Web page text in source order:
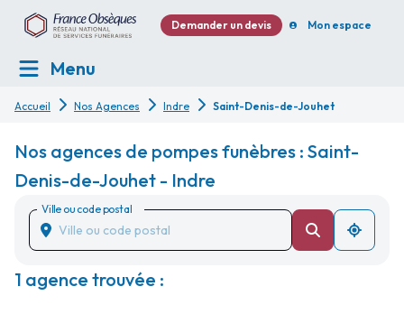
Demander un devis Mon espace
Menu
Accueil Nos Agences Indre Saint-Denis-de-Jouhet
Nos agences de pompes funèbres : Saint-
Denis-de-Jouhet - Indre
Ville ou code postal
1 agence trouvée :